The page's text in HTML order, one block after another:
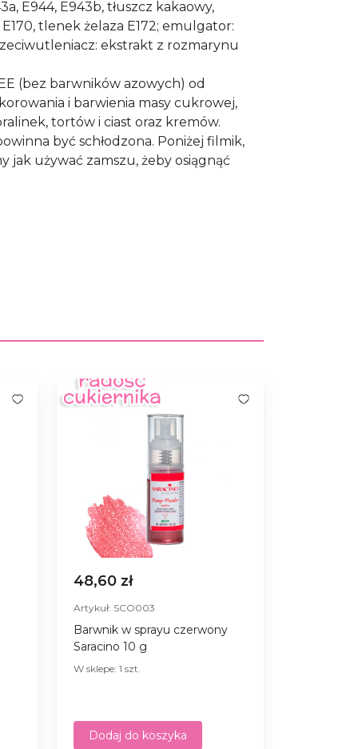
E944, E943b, tłuszcz kakaowy,
tlenek żelaza E172; emulgator:
ekstrakt z rozmarynu
(bez barwników azowych) od
i barwienia masy cukrowej,
tortów i ciast oraz kremów.
być schłodzona. Poniżej filmik,
jak używać zamszu, żeby osiągnąć
48,60 zł
Artykuł: SCO003
Barwnik w sprayu czerwony
Saracino 10 g
W sklepe: 1 szt.
Dodaj do koszyka